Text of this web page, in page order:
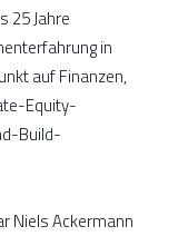
25 Jahre
in
auf Finanzen,
Equity-
Build-
Niels Ackermann